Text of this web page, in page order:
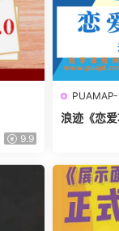
9.9
浪迹《恋爱